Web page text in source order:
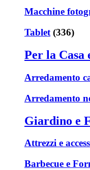
Macchine
Tablet (336)
Per la
Arredamento
Arredamento
Giardino e
Attrezzi e
Barbecue e